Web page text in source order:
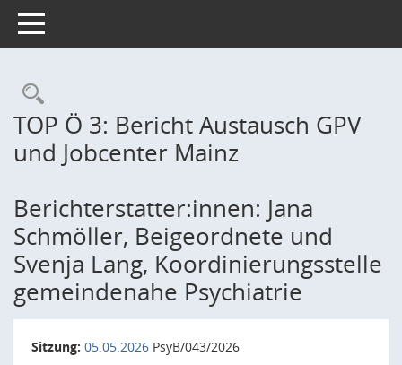
Toggle navigation
Rechercheauswahl
TOP Ö 3: Bericht Austausch GPV
und Jobcenter Mainz
Berichterstatter:innen: Jana
Schmöller, Beigeordnete und
Svenja Lang, Koordinierungsstelle
gemeindenahe Psychiatrie
Sitzung: 05.05.2026 PsyB/043/2026